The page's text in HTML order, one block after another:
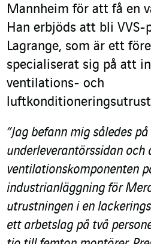
Mannheim för att få en
Han erbjöds att bli VVS-
Lagrange, som är ett
specialiserat sig på att
ventilations- och
”Jag befann mig således på
underleverantörssidan och
ventilationskomponenten
industrianläggning för
utrustningen i en
ett arbetslag på två